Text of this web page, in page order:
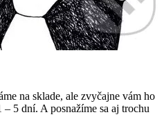
na sklade, ale zvyčajne vám ho
5 dní. A posnažíme sa aj trochu